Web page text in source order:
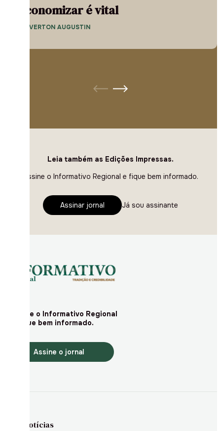
Economizar é vital
— EVERTON AUGUSTIN
Leia também as Edições Impressas.
Assine o Informativo Regional e fique bem informado.
Assinar jornal Já sou assinante
Assine o Informativo Regional
e fique bem informado.
Assine o jornal
Notícias